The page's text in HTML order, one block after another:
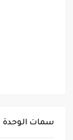
سمات الوحدة